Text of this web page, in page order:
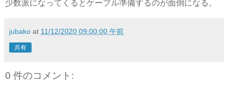
少数派になってくるとケーブル準備するのが面倒になる。
jubako at 11/12/2020 09:00:00 午前
共有
0 件のコメント: